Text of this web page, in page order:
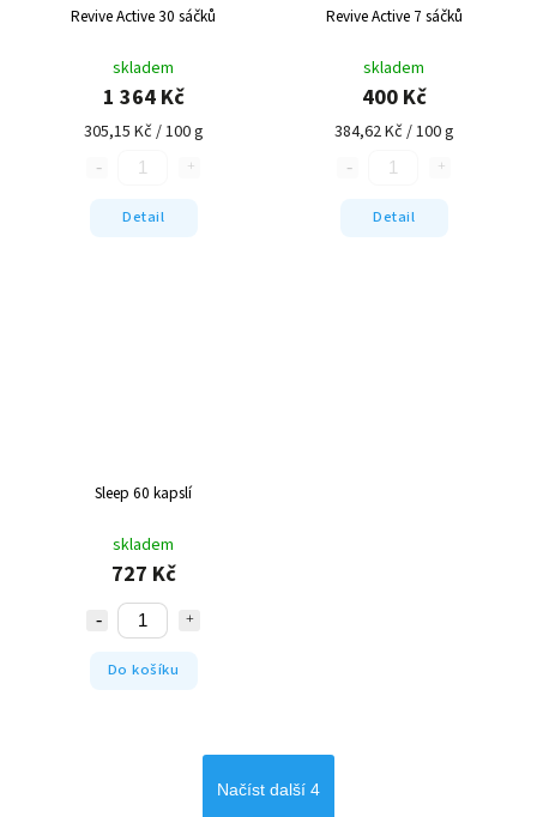
Revive Active 30 sáčků
skladem
1 364 Kč
305,15 Kč / 100 g
Detail
Revive Active 7 sáčků
skladem
400 Kč
384,62 Kč / 100 g
Detail
Sleep 60 kapslí
skladem
727 Kč
Do košíku
Načíst další 4